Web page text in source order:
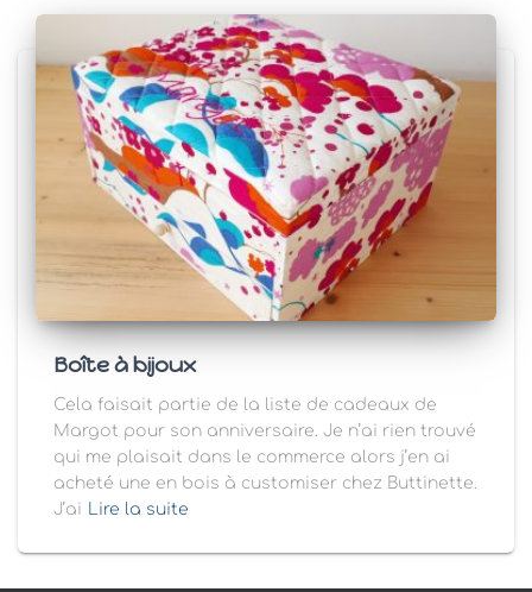
Boîte à bijoux
Cela faisait partie de la liste de cadeaux de
Margot pour son anniversaire. Je n’ai rien trouvé
qui me plaisait dans le commerce alors j’en ai
acheté une en bois à customiser chez Buttinette.
J’ai Lire la suite